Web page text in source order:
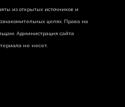
из открытых источников и
целях. Права на
Администрация сайта
не несет.